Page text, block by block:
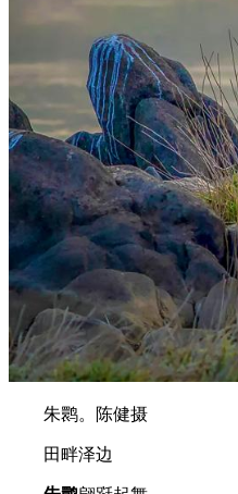
朱鹮。陈健摄
田畔泽边